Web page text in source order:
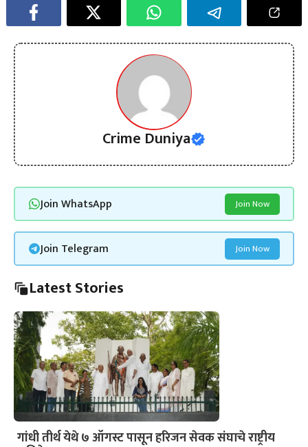
Crime Duniya
Join WhatsApp Join Now
Join Telegram Join Now
Latest Stories
गांधी तीर्थ येथे ७ ऑगस्ट पासून हरिजन सेवक संघाचे राष्ट्रीय